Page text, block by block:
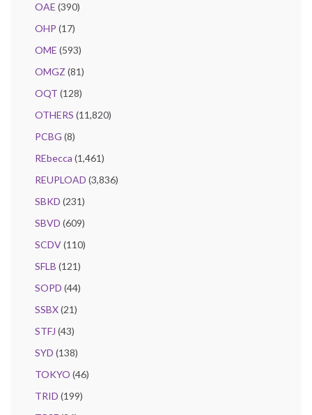
OAE (390)
OHP (17)
OME (593)
OMGZ (81)
OQT (128)
OTHERS (11,820)
PCBG (8)
REbecca (1,461)
REUPLOAD (3,836)
SBKD (231)
SBVD (609)
SCDV(110)
SFLB (121)
SOPD (44)
SSBX(21)
STFJ (43)
SYD (138)
TOKYO (46)
TRID (199)